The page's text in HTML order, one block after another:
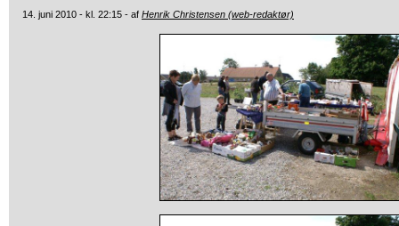
14. juni 2010 - kl. 22:15 - af Henrik Christensen (web-redaktør)